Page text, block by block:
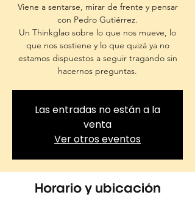
Viene a sentarse, mirar de frente y pensar
con Pedro Gutiérrez.
Un Thinkglao sobre lo que nos mueve, lo
que nos sostiene y lo que quizá ya no
estamos dispuestos a seguir tragando sin
hacernos preguntas.
Las entradas no están a la
venta
Ver otros eventos
Horario y ubicación